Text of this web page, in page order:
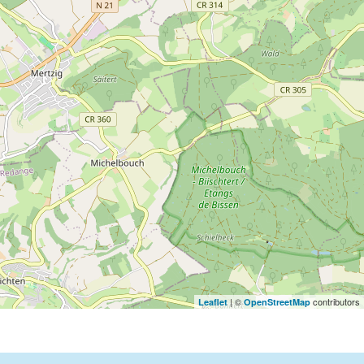
Leaflet| ©OpenStreetMap contributors